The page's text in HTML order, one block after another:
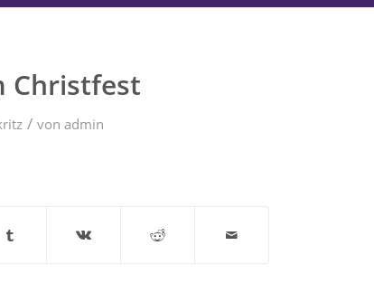
Christfest
/ von admin